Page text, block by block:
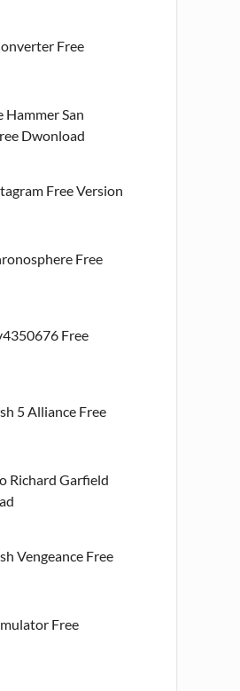
Free
Hammer San
Dwonload
Free Version
Free
Free
5 Alliance Free
Richard Garfield
Vengeance Free
Free